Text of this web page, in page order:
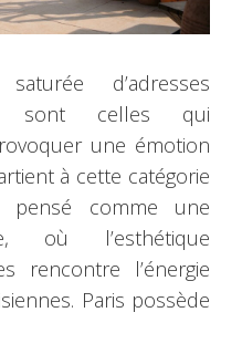
d’adresses
sont celles qui
une émotion
à cette catégorie
pensé comme une
où l’esthétique
rencontre l’énergie
Paris possède